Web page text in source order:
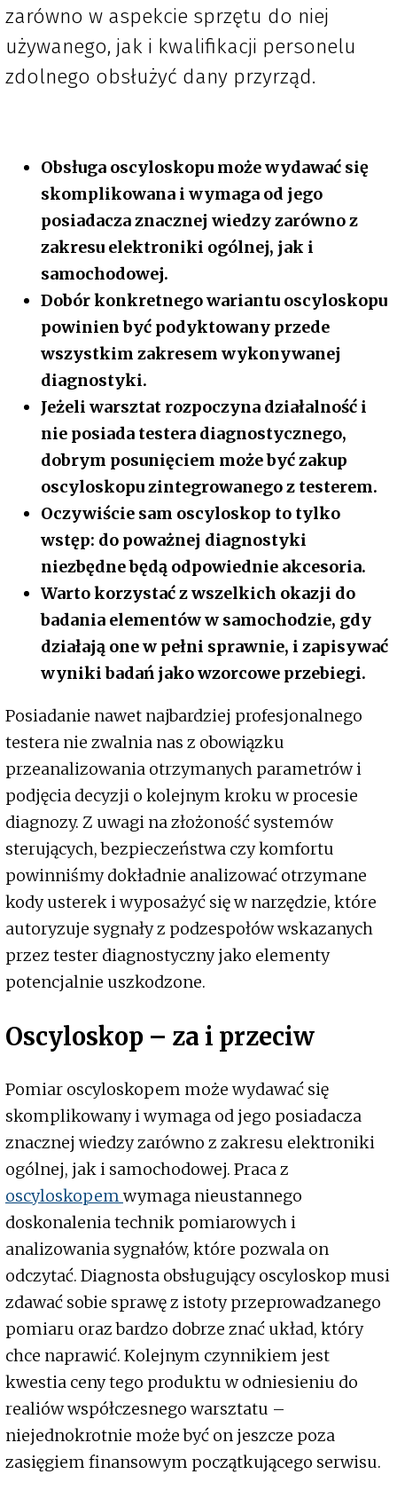
zarówno w aspekcie sprzętu do niej
używanego, jak i kwalifikacji personelu
zdolnego obsłużyć dany przyrząd.
Obsługa oscyloskopu może wydawać się
skomplikowana i wymaga od jego
posiadacza znacznej wiedzy zarówno z
zakresu elektroniki ogólnej, jak i
samochodowej.
Dobór konkretnego wariantu oscyloskopu
powinien być podyktowany przede
wszystkim zakresem wykonywanej
diagnostyki.
Jeżeli warsztat rozpoczyna działalność i
nie posiada testera diagnostycznego,
dobrym posunięciem może być zakup
oscyloskopu zintegrowanego z testerem.
Oczywiście sam oscyloskop to tylko
wstęp: do poważnej diagnostyki
niezbędne będą odpowiednie akcesoria.
Warto korzystać z wszelkich okazji do
badania elementów w samochodzie, gdy
działają one w pełni sprawnie, i zapisywać
wyniki badań jako wzorcowe przebiegi.
Posiadanie nawet najbardziej profesjonalnego
testera nie zwalnia nas z obowiązku
przeanalizowania otrzymanych parametrów i
podjęcia decyzji o kolejnym kroku w procesie
diagnozy. Z uwagi na złożoność systemów
sterujących, bezpieczeństwa czy komfortu
powinniśmy dokładnie analizować otrzymane
kody usterek i wyposażyć się w narzędzie, które
autoryzuje sygnały z podzespołów wskazanych
przez tester diagnostyczny jako elementy
potencjalnie uszkodzone.
Oscyloskop – za i przeciw
Pomiar oscyloskopem może wydawać się
skomplikowany i wymaga od jego posiadacza
znacznej wiedzy zarówno z zakresu elektroniki
ogólnej, jak i samochodowej. Praca z
oscyloskopemwymaga nieustannego
doskonalenia technik pomiarowych i
analizowania sygnałów, które pozwala on
odczytać. Diagnosta obsługujący oscyloskop musi
zdawać sobie sprawę z istoty przeprowadzanego
pomiaru oraz bardzo dobrze znać układ, który
chce naprawić. Kolejnym czynnikiem jest
kwestia ceny tego produktu w odniesieniu do
realiów współczesnego warsztatu –
niejednokrotnie może być on jeszcze poza
zasięgiem finansowym początkującego serwisu.